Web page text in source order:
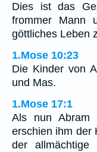
Dies ist das
frommer Mann
göttliches Leben
1.Mose 10:23
Die Kinder von
und Mas.
1.Mose 17:1
Als nun Abram
erschien ihm der
der